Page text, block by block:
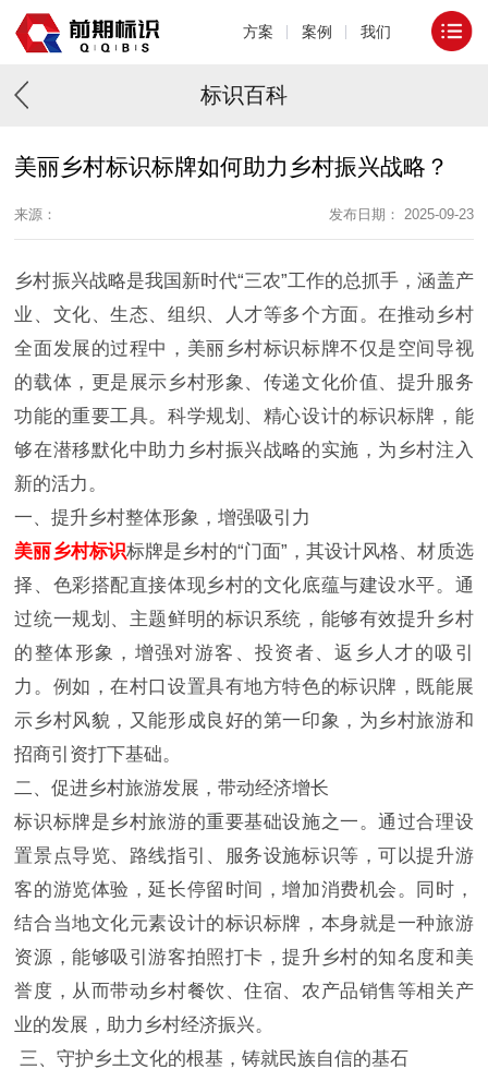
方案 案例 我们
标识百科
美丽乡村标识标牌如何助力乡村振兴战略？
来源： 发布日期： 2025-09-23
乡村振兴战略是我国新时代“三农”工作的总抓手，涵盖产
业、文化、生态、组织、人才等多个方面。在推动乡村
全面发展的过程中，美丽乡村标识标牌不仅是空间导视
的载体，更是展示乡村形象、传递文化价值、提升服务
功能的重要工具。科学规划、精心设计的标识标牌，能
够在潜移默化中助力乡村振兴战略的实施，为乡村注入
新的活力。
一、提升乡村整体形象，增强吸引力
美丽乡村标识标牌是乡村的“门面”，其设计风格、材质选
择、色彩搭配直接体现乡村的文化底蕴与建设水平。通
过统一规划、主题鲜明的标识系统，能够有效提升乡村
的整体形象，增强对游客、投资者、返乡人才的吸引
力。例如，在村口设置具有地方特色的标识牌，既能展
示乡村风貌，又能形成良好的第一印象，为乡村旅游和
招商引资打下基础。
二、促进乡村旅游发展，带动经济增长
标识标牌是乡村旅游的重要基础设施之一。通过合理设
置景点导览、路线指引、服务设施标识等，可以提升游
客的游览体验，延长停留时间，增加消费机会。同时，
结合当地文化元素设计的标识标牌，本身就是一种旅游
资源，能够吸引游客拍照打卡，提升乡村的知名度和美
誉度，从而带动乡村餐饮、住宿、农产品销售等相关产
业的发展，助力乡村经济振兴。
三、守护乡土文化的根基，铸就民族自信的基石